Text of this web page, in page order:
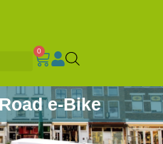
0
e-Bike